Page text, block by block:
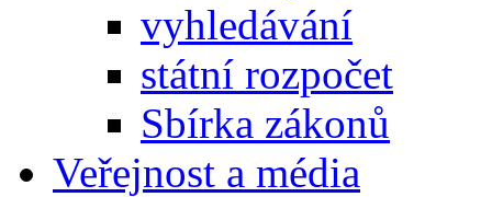
vyhledávání
státní rozpočet
Sbírka zákonů
Veřejnost a média